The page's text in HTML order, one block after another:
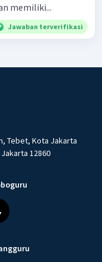
memiliki...
Jawaban terverifikasi
Tebet, Kota Jakarta
12860